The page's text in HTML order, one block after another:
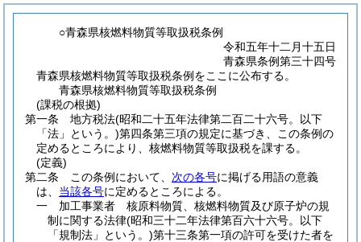
○青森県核燃料物質等取扱税条例
令和五年十二月十五日
青森県条例第三十四号
青森県核燃料物質等取扱税条例をここに公布する。
青森県核燃料物質等取扱税条例
(課税の根拠)
第一条
地方税法(昭和二十五年法律第二百二十六号。以下
「法」という。)第四条第三項の規定に基づき、この条例の
定めるところにより、核燃料物質等取扱税を課する。
(定義)
第二条
この条例において、 次の各号に掲げる用語の意義
は、 当該各号に定めるところによる。
一
加工事業者 核原料物質、核燃料物質及び原子炉の規
制に関する法律(昭和三十二年法律第百六十六号。以下
「規制法」という。)第十三条第一項の許可を受けた者を